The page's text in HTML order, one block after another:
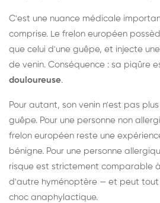
C'est une nuance médicale
comprise. Le frelon européen
que celui d'une guêpe, et injecte
de venin. Conséquence : sa piqûre
douloureuse.
Pour autant, son venin n'est pas
guêpe. Pour une personne non
frelon européen reste une
bénigne. Pour une personne
risque est strictement comparable
d'autre hyménoptère — et peut tout
choc anaphylactique.